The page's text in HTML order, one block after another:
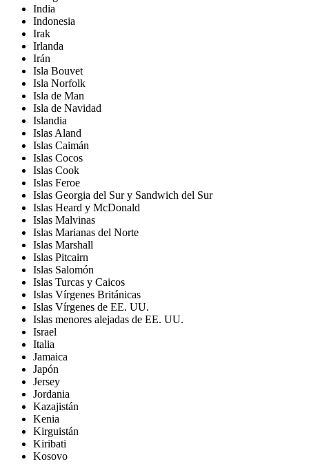
India
Indonesia
Irak
Irlanda
Irán
Isla Bouvet
Isla Norfolk
Isla de Man
Isla de Navidad
Islandia
Islas Aland
Islas Caimán
Islas Cocos
Islas Cook
Islas Feroe
Islas Georgia del Sur y Sandwich del Sur
Islas Heard y McDonald
Islas Malvinas
Islas Marianas del Norte
Islas Marshall
Islas Pitcairn
Islas Salomón
Islas Turcas y Caicos
Islas Vírgenes Británicas
Islas Vírgenes de EE. UU.
Islas menores alejadas de EE. UU.
Israel
Italia
Jamaica
Japón
Jersey
Jordania
Kazajistán
Kenia
Kirguistán
Kiribati
Kosovo